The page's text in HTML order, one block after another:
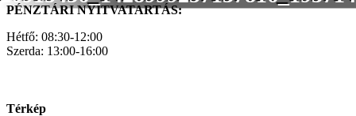
PÉNZTÁRI NYITVATARTÁS:
Hétfő: 08:30-12:00
Szerda: 13:00-16:00
Térkép